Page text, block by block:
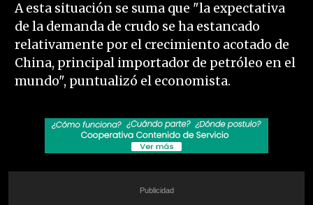
A esta situación se suma que "la expectativa
de la demanda de crudo se ha estancado
relativamente por el crecimiento acotado de
China, principal importador de petróleo en el
mundo", puntualizó el economista.